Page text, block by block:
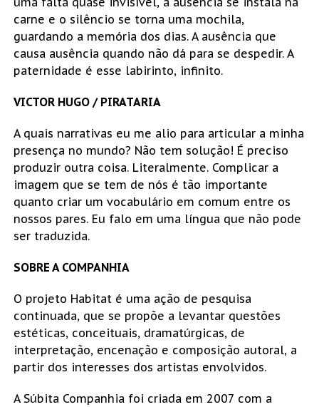
carne e o silêncio se torna uma mochila,
guardando a memória dos dias. A ausência que
causa ausência quando não dá para se despedir. A
paternidade é esse labirinto, infinito.
VICTOR HUGO / PIRATARIA
A quais narrativas eu me alio para articular a minha
presença no mundo? Não tem solução! É preciso
produzir outra coisa. Literalmente. Complicar a
imagem que se tem de nós é tão importante
quanto criar um vocabulário em comum entre os
nossos pares. Eu falo em uma língua que não pode
ser traduzida.
SOBRE A COMPANHIA
O projeto Habitat é uma ação de pesquisa
continuada, que se propõe a levantar questões
estéticas, conceituais, dramatúrgicas, de
interpretação, encenação e composição autoral, a
partir dos interesses dos artistas envolvidos.
A Súbita Companhia foi criada em 2007 com a